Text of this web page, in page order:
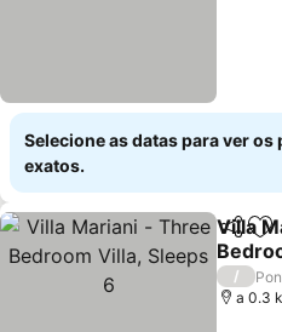
Selecione as datas para ver os
exatos.
Villa
/
a 0.3